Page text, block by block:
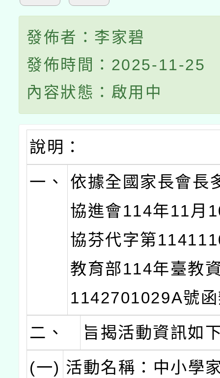
發佈者：李家碧
發佈時間：2025-11-25
內容狀態：啟用中
說明：
一、
依據全國家長會長
協進會114年11月
協芬代字第
教育部114年臺教
1142701029A號
二、
旨揭活動資訊如
(一) 活動名稱：中小學